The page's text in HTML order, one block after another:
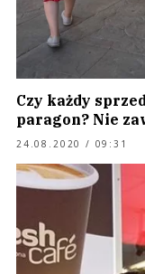
Czy każdy
paragon? Nie
24.08.2020 / 09:31